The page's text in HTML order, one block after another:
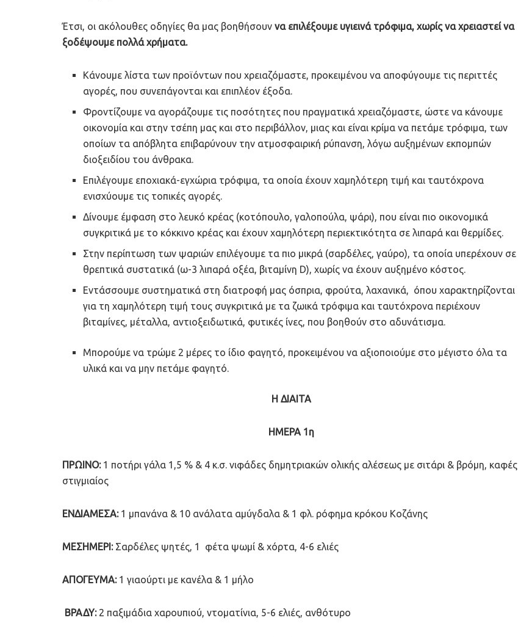
Έτσι, οι ακόλουθες οδηγίες θα μας βοηθήσουν να επιλέξουμε υγιεινά τρόφιμα, χωρίς να χρειαστεί να
ξοδέψουμε πολλά χρήματα.
Κάνουμε λίστα των προϊόντων που χρειαζόμαστε, προκειμένου να αποφύγουμε τις περιττές
αγορές, που συνεπάγονται και επιπλέον έξοδα.
Φροντίζουμε να αγοράζουμε τις ποσότητες που πραγματικά χρειαζόμαστε, ώστε να κάνουμε
οικονομία και στην τσέπη μας και στο περιβάλλον, μιας και είναι κρίμα να πετάμε τρόφιμα, των
οποίων τα απόβλητα επιβαρύνουν την ατμοσφαιρική ρύπανση, λόγω αυξημένων εκπομπών
διοξειδίου του άνθρακα.
Επιλέγουμε εποχιακά-εγχώρια τρόφιμα, τα οποία έχουν χαμηλότερη τιμή και ταυτόχρονα
ενισχύουμε τις τοπικές αγορές.
Δίνουμε έμφαση στο λευκό κρέας (κοτόπουλο, γαλοπούλα, ψάρι), που είναι πιο οικονομικά
συγκριτικά με το κόκκινο κρέας και έχουν χαμηλότερη περιεκτικότητα σε λιπαρά και θερμίδες.
Στην περίπτωση των ψαριών επιλέγουμε τα πιο μικρά (σαρδέλες, γαύρο), τα οποία υπερέχουν σε
θρεπτικά συστατικά (ω-3 λιπαρά οξέα, βιταμίνη D), χωρίς να έχουν αυξημένο κόστος.
Εντάσσουμε συστηματικά στη διατροφή μας όσπρια, φρούτα, λαχανικά, όπου χαρακτηρίζονται
για τη χαμηλότερη τιμή τους συγκριτικά με τα ζωικά τρόφιμα και ταυτόχρονα περιέχουν
βιταμίνες, μέταλλα, αντιοξειδωτικά, φυτικές ίνες, που βοηθούν στο αδυνάτισμα.
Μπορούμε να τρώμε 2 μέρες το ίδιο φαγητό, προκειμένου να αξιοποιούμε στο μέγιστο όλα τα
υλικά και να μην πετάμε φαγητό.
Η ΔΙΑΙΤΑ
ΗΜΕΡΑ 1η
ΠΡΩΙΝΟ: 1 ποτήρι γάλα 1,5 % & 4 κ.σ. νιφάδες δημητριακών ολικής αλέσεως με σιτάρι & βρόμη, καφές
στιγμιαίος
ΕΝΔΙΑΜΕΣΑ: 1 μπανάνα & 10 ανάλατα αμύγδαλα & 1 φλ. ρόφημα κρόκου Κοζάνης
ΜΕΣΗΜΕΡΙ: Σαρδέλες ψητές, 1 φέτα ψωμί & χόρτα, 4-6 ελιές
ΑΠΟΓΕΥΜΑ: 1 γιαούρτι με κανέλα & 1 μήλο
ΒΡΑΔΥ: 2 παξιμάδια χαρουπιού, ντοματίνια, 5-6 ελιές, ανθότυρο